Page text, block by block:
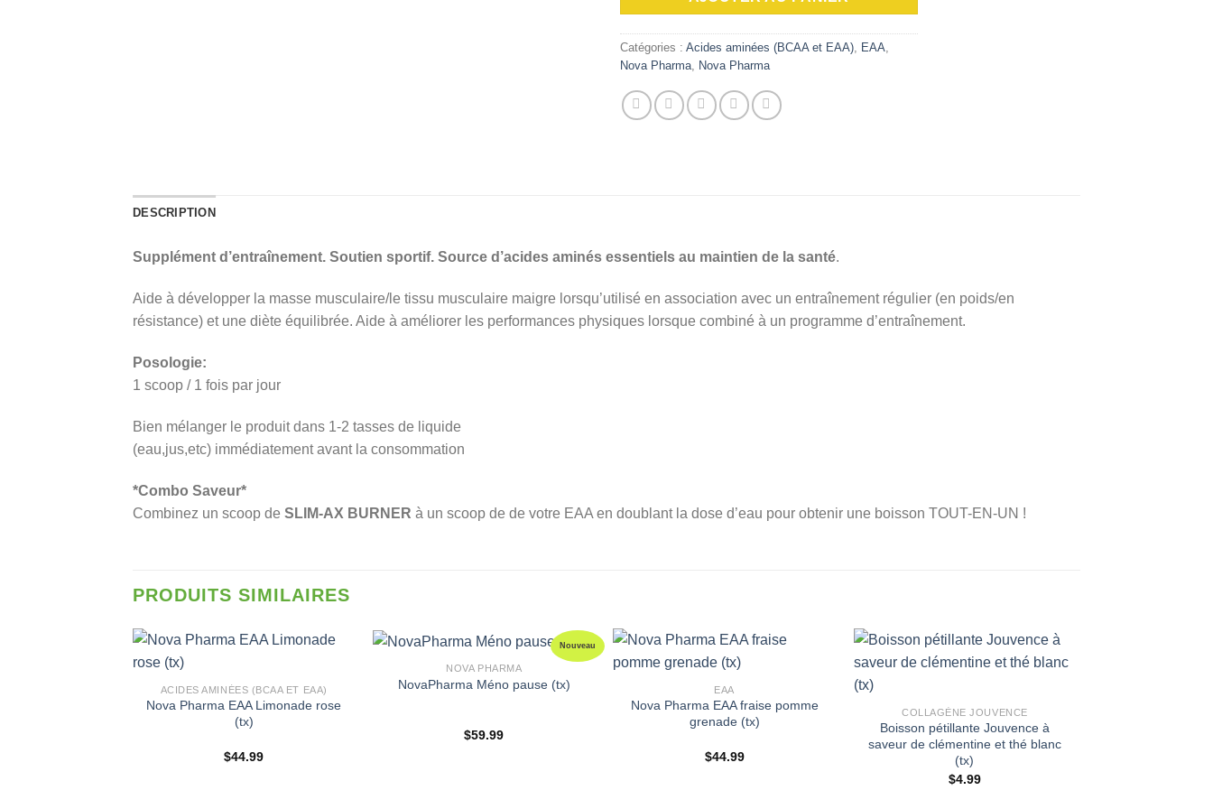
Catégories : Acides aminées (BCAA et EAA) EAA
Nova Pharma Nova Pharma
DESCRIPTION
Supplément d’entraînement. Soutien sportif. Source d’acides aminés essentiels au maintien de la santé.
Aide à développer la masse musculaire/le tissu musculaire maigre lorsqu’utilisé en association avec un entraînement régulier (en poids/en
résistance) et une diète équilibrée. Aide à améliorer les performances physiques lorsque combiné à un programme d’entraînement.
Posologie:
1 scoop / 1 fois par jour
Bien mélanger le produit dans 1-2 tasses de liquide
(eau,jus,etc) immédiatement avant la consommation
*Combo Saveur*
Combinez un scoop de SLIM-AX BURNER à un scoop de de votre EAA en doublant la dose d’eau pour obtenir une boisson TOUT-EN-UN !
PRODUITS SIMILAIRES
ACIDES AMINÉES (BCAA ET EAA)
Nova Pharma EAA Limonade rose
(tx)
$44.99
Nouveau
NOVA PHARMA
NovaPharma Méno pause (tx)
$59.99
EAA
Nova Pharma EAA fraise pomme
grenade (tx)
$44.99
COLLAGÈNE JOUVENCE
Boisson pétillante Jouvence à
saveur de clémentine et thé blanc
(tx)
$4.99